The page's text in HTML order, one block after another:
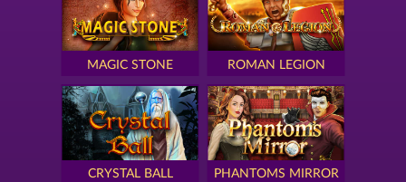
MAGIC STONE ROMAN LEGION
CRYSTAL BALL PHANTOMS MIRROR